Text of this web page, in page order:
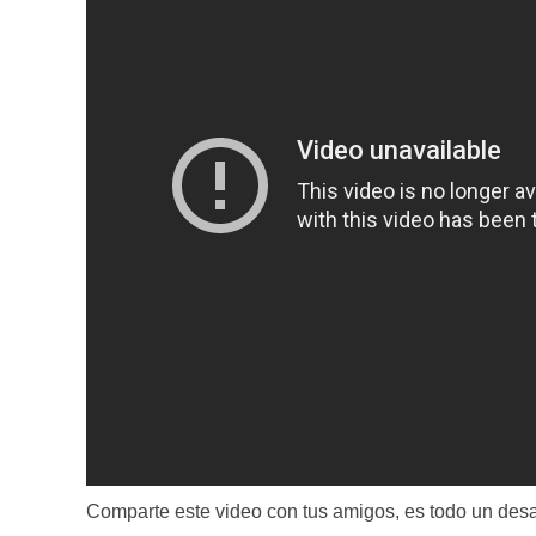
Comparte este video con tus amigos, es todo un